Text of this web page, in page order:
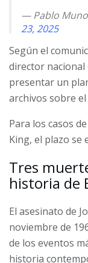
— Pablo
23, 2025
Según el
director nacional
presentar un
archivos sobre el
Para los casos
King, el plazo se
Tres
historia de
El asesinato de
noviembre de
de los eventos
historia